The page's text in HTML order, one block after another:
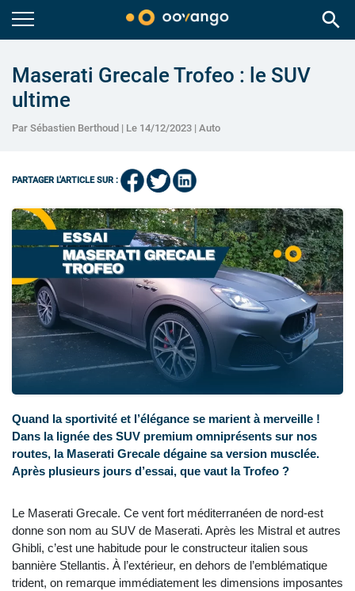
search
Maserati Grecale Trofeo : le SUV
ultime
Par Sébastien Berthoud | Le 14/12/2023 | Auto
PARTAGER L'ARTICLE SUR :
Quand la sportivité et l’élégance se marient à merveille !
Dans la lignée des SUV premium omniprésents sur nos
routes, la Maserati Grecale dégaine sa version musclée.
Après plusieurs jours d’essai, que vaut la Trofeo ?
Le Maserati Grecale. Ce vent fort méditerranéen de nord-est
donne son nom au SUV de Maserati. Après les Mistral et autres
Ghibli, c’est une habitude pour le constructeur italien sous
bannière Stellantis. À l’extérieur, en dehors de l’emblématique
trident, on remarque immédiatement les dimensions imposantes